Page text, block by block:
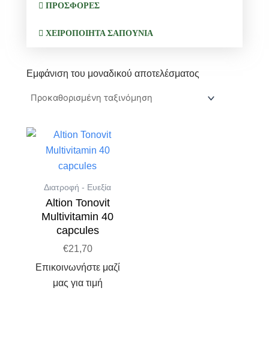
ΠΡΟΣΦΟΡΕΣ
ΧΕΙΡΟΠΟΙΗΤΑ ΣΑΠΟΥΝΙΑ
Εμφάνιση του μοναδικού αποτελέσματος
Διατροφή - Ευεξία
Altion Tonovit
Multivitamin 40
capcules
€21,70
Επικοινωνήστε μαζί
μας για τιμή